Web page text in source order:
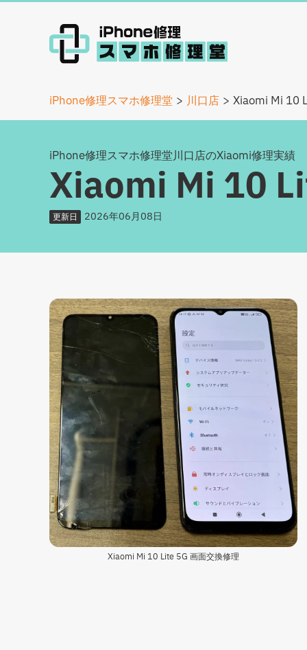
iPhone修理スマホ修理堂 川口店 Xiaomi Mi 10
iPhone修理スマホ修理堂川口店のXiaomi修理実績
Xiaomi Mi 10
更新日 2026年06月08日
Xiaomi Mi 10 Lite 5G 画面交換修理